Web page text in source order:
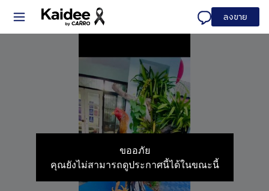
ลงขาย
ขออภัย
คุณยังไม่สามารถดูประกาศนี้ได้ในขณะนี้